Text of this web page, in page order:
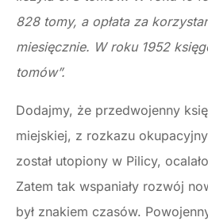
828 tomy, a opłata za
miesięcznie. W roku 1952
tomów”.
Dodajmy, że przedwojenny
miejskiej, z rozkazu
został utopiony w Pilicy,
Zatem tak wspaniały rozwój
był znakiem czasów.